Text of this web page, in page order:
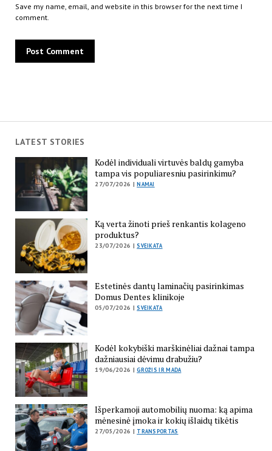
Save my name, email, and website in this browser for the next time I
comment.
LATEST STORIES
Kodėl individuali virtuvės baldų gamyba
tampa vis populiaresniu pasirinkimu?
27/07/2026 |NAMAI
Ką verta žinoti prieš renkantis kolageno
produktus?
23/07/2026 |SVEIKATA
Estetinės dantų laminačių pasirinkimas
Domus Dentes klinikoje
05/07/2026 |SVEIKATA
Kodėl kokybiški marškinėliai dažnai tampa
dažniausiai dėvimu drabužiu?
19/06/2026 |GROŽIS IR MADA
Išperkamoji automobilių nuoma: ką apima
mėnesinė įmoka ir kokių išlaidų tikėtis
27/05/2026 | TRANSPORTAS